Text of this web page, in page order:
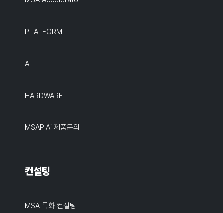
PLATFORM
AI
HARDWARE
MSAP.ai 제품문의
컨설팅
MSA 특화 컨설팅